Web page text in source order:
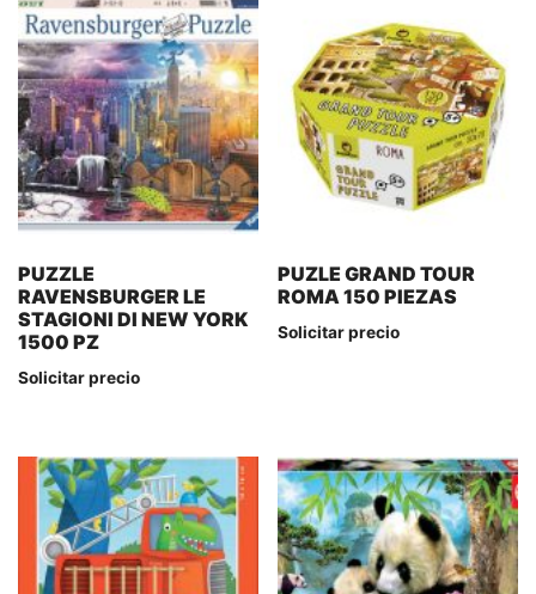
PUZZLE
RAVENSBURGER LE
STAGIONI DI NEW YORK
1500 PZ
Solicitar precio
PUZLE GRAND TOUR
ROMA 150 PIEZAS
Solicitar precio